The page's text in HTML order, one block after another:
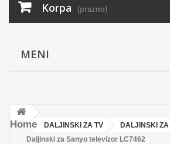
Korpa (prazno)
MENI
Home DALJINSKI ZA TV
DALJINSKI
Daljinski za Sanyo televizor LC7462